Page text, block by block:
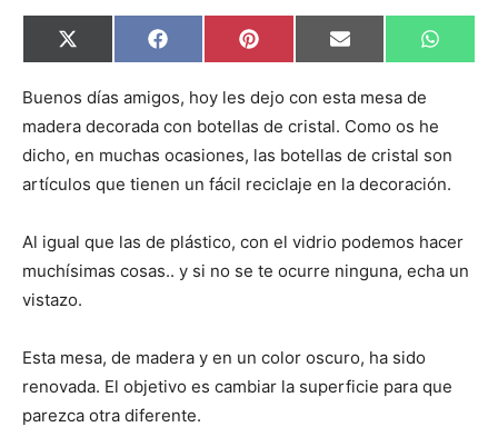
C
o
p
r
i
r
e
X
(
w
t
t
e
r
)
C
o
p
r
i
r
e
F
a
e
o
o
k
C
o
p
r
t
i
r
e
P
i
t
r
e
s
t
C
o
p
r
i
r
e
E
m
i
C
o
r
i
r
e
W
h
p
p
Buenos días amigos, hoy les dejo con esta mesa de
madera decorada con botellas de cristal. Como os he
dicho, en muchas ocasiones, las botellas de cristal son
artículos que tienen un fácil reciclaje en la decoración.
Al igual que las de plástico, con el vidrio podemos hacer
muchísimas cosas.. y si no se te ocurre ninguna, echa un
vistazo.
Esta mesa, de madera y en un color oscuro, ha sido
renovada. El objetivo es cambiar la superficie para que
parezca otra diferente.